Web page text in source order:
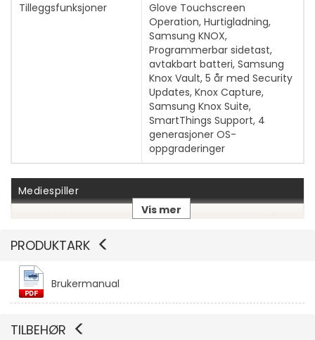
Vis mer
Tilleggsfunksjoner
Glove Touchscreen
Operation, Hurtigladning,
Samsung KNOX,
Programmerbar sidetast,
avtakbart batteri, Samsung
Knox Vault, 5 år med Security
Updates, Knox Capture,
Samsung Knox Suite,
SmartThings Support, 4
generasjoner OS-
oppgraderinger
Mediespiller
Støttede digitale
WAV, WMA, AAC, AMR, MP3,
Støttede
digitalvideostandarder
M4V, WebM, 3G2, MP4
Lydforbedringer
Vis mer
PRODUKTARK
Brukermanual
TILBEHØR